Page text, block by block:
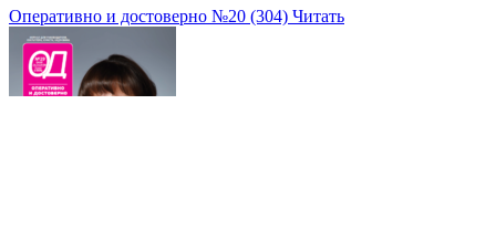
Оперативно и достоверно №20 (304) Читать